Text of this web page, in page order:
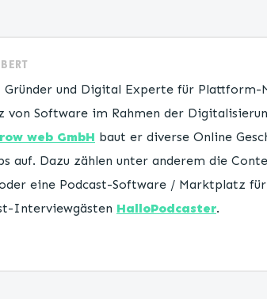
Gründer und Digital Experte für Plattform-
von Software im Rahmen der
web GmbH baut er diverse Online
auf. Dazu zählen unter anderem die
eine Podcast-Software / Marktplatz
Interviewgästen HalloPodcaster.